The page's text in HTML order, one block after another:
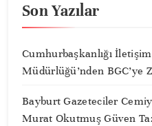
Son Yazılar
Cumhurbaşkanlığı İletişim
Müdürlüğü’nden BGC’ye
Bayburt Gazeteciler
Murat Okutmuş Güven